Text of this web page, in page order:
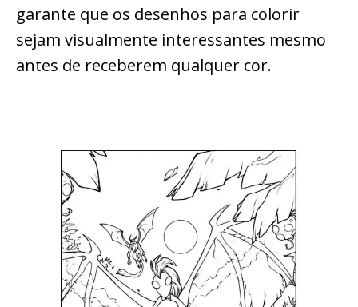
garante que os desenhos para colorir
sejam visualmente interessantes mesmo
antes de receberem qualquer cor.